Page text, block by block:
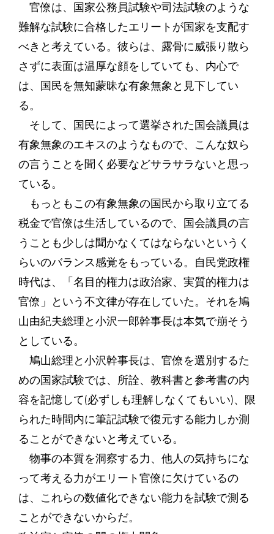
官僚は、国家公務員試験や司法試験のような
難解な試験に合格したエリートが国家を支配す
べきと考えている。彼らは、露骨に威張り散ら
さずに表面は温厚な顔をしていても、内心で
は、国民を無知蒙昧な有象無象と見下してい
る。
そして、国民によって選挙された国会議員は
有象無象のエキスのようなもので、こんな奴ら
の言うことを聞く必要などサラサラないと思っ
ている。
もっともこの有象無象の国民から取り立てる
税金で官僚は生活しているので、国会議員の言
うことも少しは聞かなくてはならないというく
らいのバランス感覚をもっている。自民党政権
時代は、「名目的権力は政治家、実質的権力は
官僚」という不文律が存在していた。それを鳩
山由紀夫総理と小沢一郎幹事長は本気で崩そう
としている。
鳩山総理と小沢幹事長は、官僚を選別するた
めの国家試験では、所詮、教科書と参考書の内
容を記憶して(必ずしも理解しなくてもいい)、限
られた時間内に筆記試験で復元する能力しか測
ることができないと考えている。
物事の本質を洞察する力、他人の気持ちにな
って考える力がエリート官僚に欠けているの
は、これらの数値化できない能力を試験で測る
ことができないからだ。